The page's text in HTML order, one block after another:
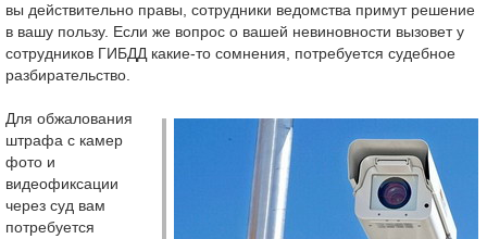
вы действительно правы, сотрудники ведомства примут решение
в вашу пользу. Если же вопрос о вашей невиновности вызовет у
сотрудников ГИБДД какие-то сомнения, потребуется судебное
разбирательство.
Для обжалования
штрафа с камер
фото и
видеофиксации
через суд вам
потребуется